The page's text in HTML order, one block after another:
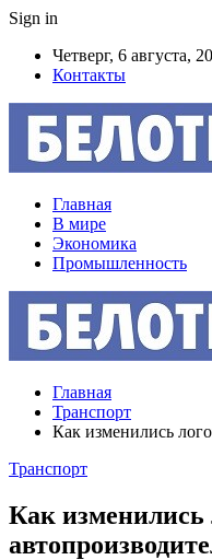
Sign in
Четверг, 6 августа,
Контакты
Главная
В мире
Экономика
Промышленность
Главная
Транспорт
Как изменились
Транспорт
Как изменились